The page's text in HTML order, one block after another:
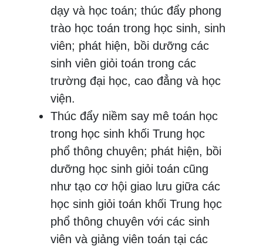
dạy và học toán; thúc đẩy phong
trào học toán trong học sinh, sinh
viên; phát hiện, bồi dưỡng các
sinh viên giỏi toán trong các
trường đại học, cao đẳng và học
viện.
Thúc đẩy niềm say mê toán học
trong học sinh khối Trung học
phổ thông chuyên; phát hiện, bồi
dưỡng học sinh giỏi toán cũng
như tạo cơ hội giao lưu giữa các
học sinh giỏi toán khối Trung học
phổ thông chuyên với các sinh
viên và giảng viên toán tại các